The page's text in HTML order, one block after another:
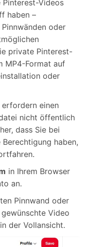
Videos
haben –
oder
private Pinterest-
MP4-Format auf
oder
einen
nicht öffentlich
dass Sie bei
haben,
in Ihrem Browser
an.
Pinnwand oder
Video
der Vollansicht.